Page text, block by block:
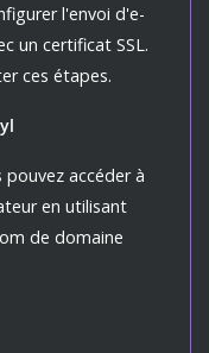
l'envoi d'e-
un certificat SSL.
ces étapes.
accéder à
en utilisant
de domaine